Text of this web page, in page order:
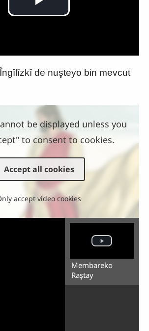
Play
de nuşteyo bin mevcut
be displayed unless you
to consent to cookies.
Accept all cookies
accept video cookies
Membareko
Raştay